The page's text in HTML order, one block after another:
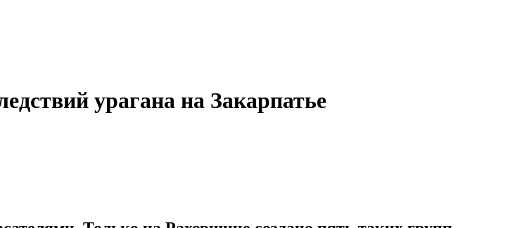
урагана на Закарпатье